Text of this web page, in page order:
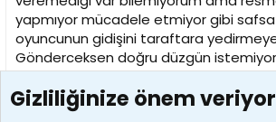
yapmıyor mücadele etmiyor gibi
oyuncunun gidişini taraftara yedirmeye
Gönderceksen doğru düzgün
Bu açıklamalardan sonra Seimone'un
Ceyhun hocanın yüzüne bile bakmam.
Gizliliğinize önem